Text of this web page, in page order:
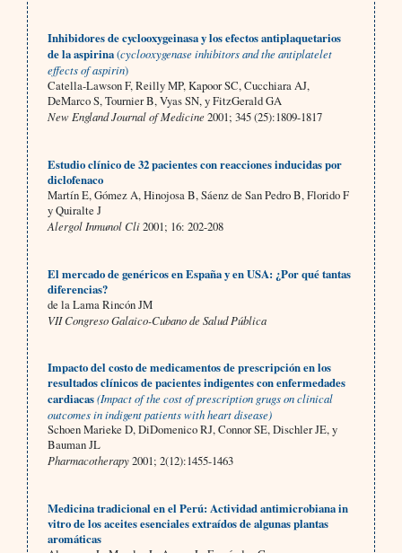
Inhibidores de cyclooxygeinasa y los efectos antiplaquetarios
de la aspirina(cyclooxygenase inhibitors and the antiplatelet
effects of aspirin)
Catella-Lawson F, Reilly MP, Kapoor SC, Cucchiara AJ,
DeMarco S, Tournier B, Vyas SN, y FitzGerald GA
New England Journal of Medicine2001; 345 (25):1809-1817
Estudio clínico de 32 pacientes con reacciones inducidas por
diclofenaco
Martín E, Gómez A, Hinojosa B, Sáenz de San Pedro B, Florido F
y Quiralte J
Alergol Inmunol Cli2001; 16: 202-208
El mercado de genéricos en España y en USA: ¿Por qué tantas
diferencias?
de la Lama Rincón JM
VII Congreso Galaico-Cubano de Salud Pública
Impacto del costo de medicamentos de prescripción en los
resultados clínicos de pacientes indigentes con enfermedades
cardiacas(Impact of the cost of prescription grugs on clinical
outcomes in indigent patients with heart disease)
Schoen Marieke D, DiDomenico RJ, Connor SE, Dischler JE, y
Bauman JL
Pharmacotherapy2001; 2(12):1455-1463
Medicina tradicional en el Perú: Actividad antimicrobiana in
vitro de los aceites esenciales extraídos de algunas plantas
aromáticas